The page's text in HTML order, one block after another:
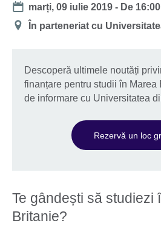
Date
marți, 09 iulie 2019 - De 16:00
Locație
În parteneriat cu
Descoperă ultimele noutăți
finanțare pentru studii în Marea
de informare cu Universitatea
Rezervă un loc
Te gândești să studiezi
Britanie?